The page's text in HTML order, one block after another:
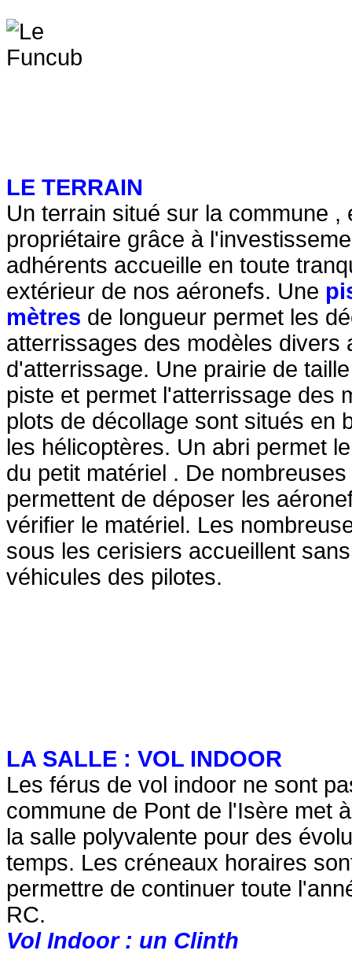
LE TERRAIN
Un terrain situé sur la commune ,
propriétaire grâce à
adhérents accueille en toute
extérieur de nos aéronefs. Une
mètres de longueur permet les
atterrissages des modèles divers
d'atterrissage. Une prairie de
piste et permet l'atterrissage des
plots de décollage sont situés en
les hélicoptères. Un abri permet
du petit matériel . De
permettent de déposer les
vérifier le matériel. Les
sous les cerisiers accueillent
véhicules des pilotes.
LA SALLE : VOL INDOOR
Les férus de vol indoor ne sont
commune de Pont de l'Isère met
la salle polyvalente pour des
temps. Les créneaux horaires
permettre de continuer toute
RC.
Vol Indoor : un Clinth